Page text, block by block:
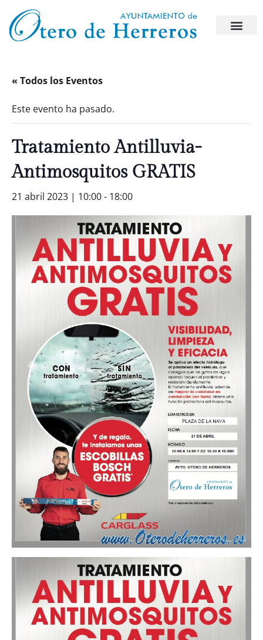
« Todos los Eventos
Este evento ha pasado.
Tratamiento Antilluvia-
Antimosquitos GRATIS
21 abril 2023 | 10:00- 18:00